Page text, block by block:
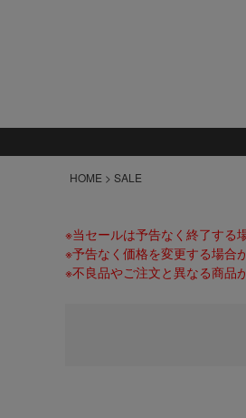
HOME SALE
※当セールは予告なく終了する
※予告なく価格を変更する場合
※不良品やご注文と異なる商品